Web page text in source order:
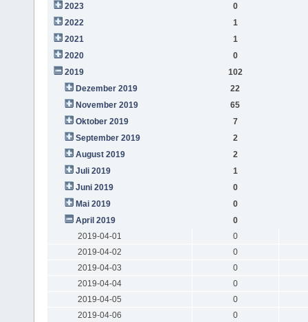
2023
0
2022
1
2021
1
2020
0
2019
102
Dezember 2019
22
November 2019
65
Oktober 2019
7
September 2019
2
August 2019
2
Juli 2019
1
Juni 2019
0
Mai 2019
0
April 2019
0
2019-04-01
0
2019-04-02
0
2019-04-03
0
2019-04-04
0
2019-04-05
0
2019-04-06
0